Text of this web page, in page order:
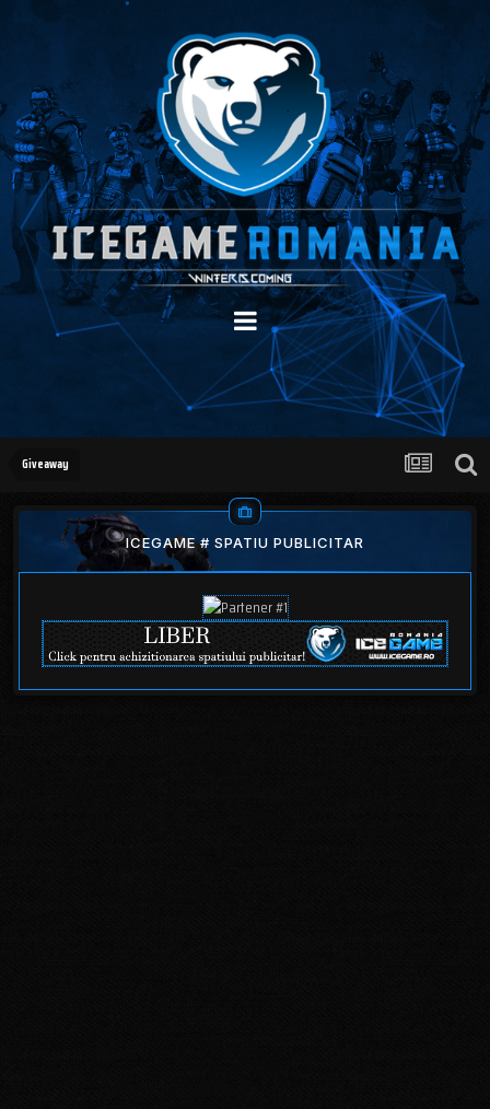
Giveaway
ICEGAME # SPATIU PUBLICITAR